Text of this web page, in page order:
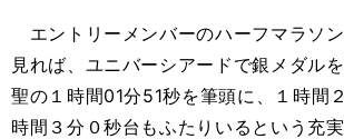
エントリーメンバーのハーフマラソ
見れば、ユニバーシアードで銀メダル
聖の１時間01分51秒を筆頭に、１時間
時間３分０秒台もふたりいるという充実